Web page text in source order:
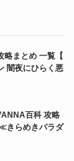
(10)
(5)
略まとめ 一覧【
闇夜にひらく悪
百科 攻略
きらめきパラダ